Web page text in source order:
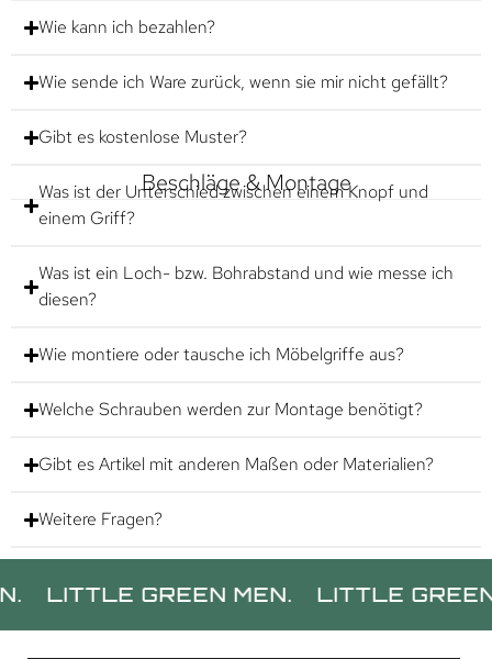
Wie kann ich bezahlen?
Wie sende ich Ware zurück, wenn sie mir nicht gefällt?
Gibt es kostenlose Muster?
Beschläge & Montage
Was ist der Unterschied zwischen einem Knopf und
einem Griff?
Was ist ein Loch- bzw. Bohrabstand und wie messe ich
diesen?
Wie montiere oder tausche ich Möbelgriffe aus?
Welche Schrauben werden zur Montage benötigt?
Gibt es Artikel mit anderen Maßen oder Materialien?
Weitere Fragen?
GREEN MEN. LITTLE GREEN MEN.